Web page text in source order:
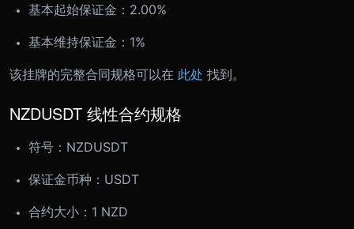
基本起始保证金：2.00%
基本维持保证金：1%
该挂牌的完整合同规格可以在 此处 找到。
NZDUSDT 线性合约规格
符号： NZDUSDT
保证金币种：USDT
合约大小： 1 NZD